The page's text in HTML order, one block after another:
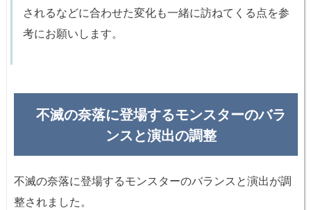
されるなどに合わせた変化も一緒に訪ねてくる点を参
考にお願いします。
不滅の奈落に登場するモンスターのバラ
ンスと演出の調整
不滅の奈落に登場するモンスターのバランスと演出が調
整されました。